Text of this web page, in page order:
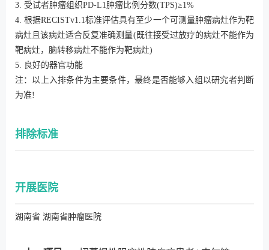
3. 受试者肿瘤组织PD-L1肿瘤比例分数(TPS)≥1%
4. 根据RECISTv1.1标准评估具有至少一个可测量肿瘤病灶作为靶
病灶且该病灶适合反复准确测量(既往接受过放疗的病灶不能作为
靶病灶，脑转移病灶不能作为靶病灶)
5. 良好的器官功能
注：以上入排条件为主要条件，最终是否能够入组以研究者判断
为准!
排除标准
开展医院
湖南省 湖南省肿瘤医院